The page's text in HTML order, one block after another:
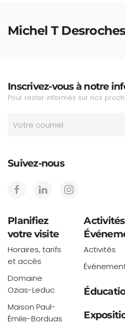
Michel T Desroches
Inscrivez-vous à notre
Pour rester informés sur nos
Suivez-nous
Planifiez
votre visite
Horaires, tarifs
et accès
Domaine
Ozias-Leduc
Maison Paul-
Émile-Borduas
Activités